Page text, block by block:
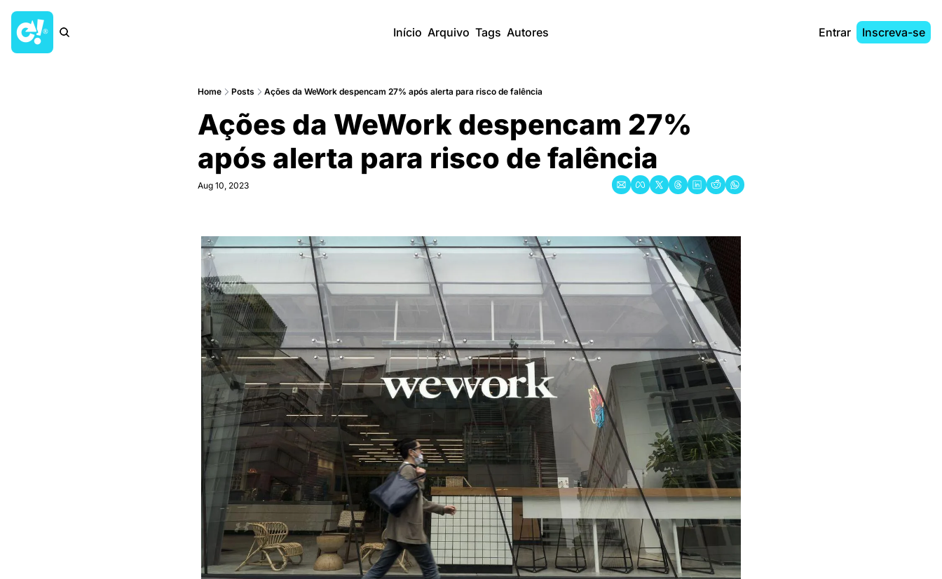
Início Arquivo Tags Autores Entrar Inscreva-se
Home Posts Ações da WeWork despencam 27% após alerta para risco de falência
Ações da WeWork despencam 27%
após alerta para risco de falência
Aug 10, 2023